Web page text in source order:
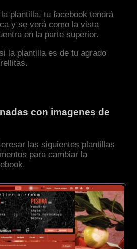
plantilla, tu facebook tendrá
y se verá como la vista
en la parte superior.
la plantilla es de tu agrado
con imagenes de
las siguientes plantillas
para cambiar la